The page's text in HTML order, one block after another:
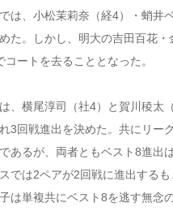
は、小松茉莉奈（経4）・蛸井
た。しかし、明大の吉田百花・
コートを去ることとなった。
、横尾淳司（社4）と賀川稜太
3回戦進出を決めた。共にリー
あるが、両者ともベスト8進出
では2ペアが2回戦に進出する
は単複共にベスト8を逃す無念